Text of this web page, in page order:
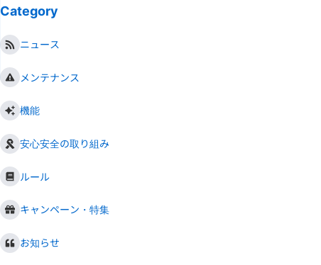
Category
ニュース
メンテナンス
機能
安心安全の取り組み
ルール
キャンペーン・特集
お知らせ